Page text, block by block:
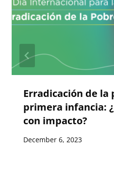
Erradicación de la
primera infancia:
con impacto?
December 6, 2023